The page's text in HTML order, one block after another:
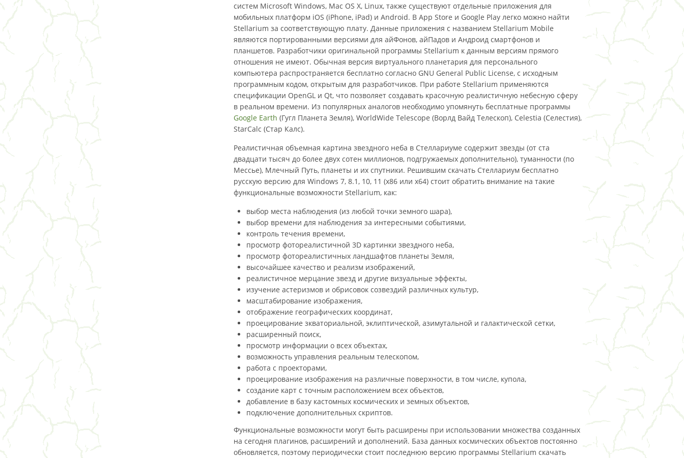
систем Microsoft Windows, Mac OS X, Linux, также существуют отдельные приложения для
мобильных платформ iOS (iPhone, iPad) и Android. В App Store и Google Play легко можно найти
Stellarium за соответствующую плату. Данные приложения с названием Stellarium Mobile
являются портированными версиями для айФонов, айПадов и Андроид смартфонов и
планшетов. Разработчики оригинальной программы Stellarium к данным версиям прямого
отношения не имеют. Обычная версия виртуального планетария для персонального
компьютера распространяется бесплатно согласно GNU General Public License, с исходным
программным кодом, открытым для разработчиков. При работе Stellarium применяются
спецификации OpenGL и Qt, что позволяет создавать красочную реалистичную небесную сферу
в реальном времени. Из популярных аналогов необходимо упомянуть бесплатные программы
Google Earth (Гугл Планета Земля), WorldWide Telescope (Ворлд Вайд Телескоп), Celestia (Селестия),
StarCalc (Стар Калс).
Реалистичная объемная картина звездного неба в Стеллариуме содержит звезды (от ста
двадцати тысяч до более двух сотен миллионов, подгружаемых дополнительно), туманности (по
Мессье), Млечный Путь, планеты и их спутники. Решившим скачать Стеллариум бесплатно
русскую версию для Windows 7, 8.1, 10, 11 (x86 или x64) стоит обратить внимание на такие
функциональные возможности Stellarium, как:
выбор места наблюдения (из любой точки земного шара),
выбор времени для наблюдения за интересными событиями,
контроль течения времени,
просмотр фотореалистичной 3D картинки звездного неба,
просмотр фотореалистичных ландшафтов планеты Земля,
высочайшее качество и реализм изображений,
реалистичное мерцание звезд и другие визуальные эффекты,
изучение астеризмов и обрисовок созвездий различных культур,
масштабирование изображения,
отображение географических координат,
проецирование зкваториальной, эклиптической, азимутальной и галактической сетки,
расширенный поиск,
просмотр информации о всех объектах,
возможность управления реальным телескопом,
работа с проекторами,
проецирование изображения на различные поверхности, в том числе, купола,
создание карт с точным расположением всех объектов,
добавление в базу кастомных космических и земных объектов,
подключение дополнительных скриптов.
Функциональные возможности могут быть расширены при использовании множества созданных
на сегодня плагинов, расширений и дополнений. База данных космических объектов постоянно
обновляется, поэтому периодически стоит последнюю версию программы Stellarium скачать